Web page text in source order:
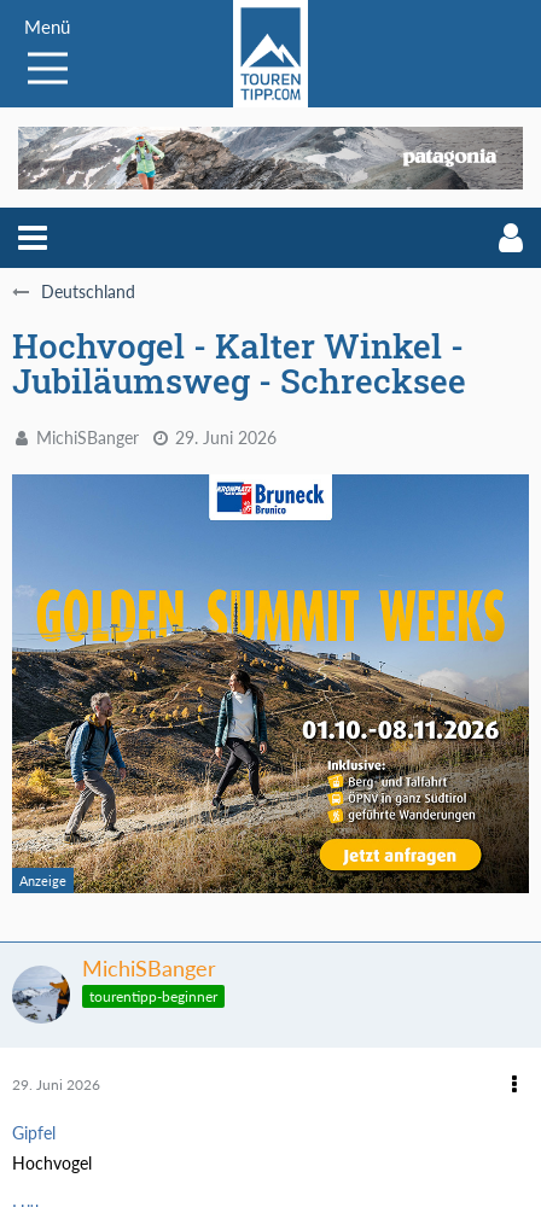
Menü
Deutschland
Hochvogel - Kalter Winkel -
Jubiläumsweg - Schrecksee
MichiSBanger 29. Juni 2026
MichiSBanger
tourentipp-beginner
29. Juni 2026
Gipfel
Hochvogel